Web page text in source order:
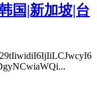
国|新加坡|台